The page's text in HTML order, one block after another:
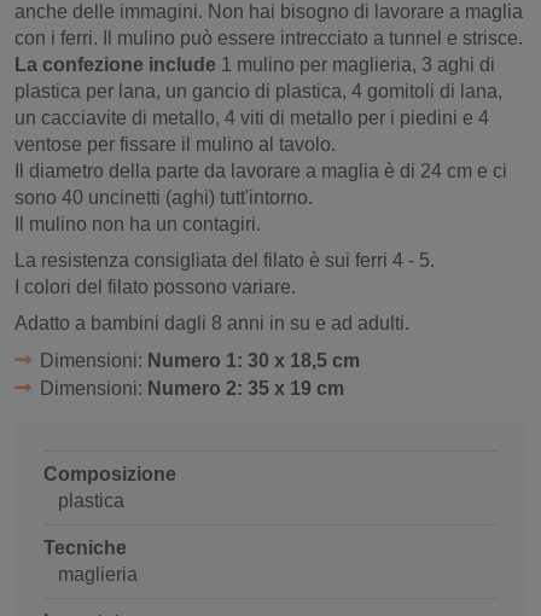
anche delle immagini. Non hai bisogno di lavorare a maglia
con i ferri. Il mulino può essere intrecciato a tunnel e strisce.
La confezione include 1 mulino per maglieria, 3 aghi di
plastica per lana, un gancio di plastica, 4 gomitoli di lana,
un cacciavite di metallo, 4 viti di metallo per i piedini e 4
ventose per fissare il mulino al tavolo.
Il diametro della parte da lavorare a maglia è di 24 cm e ci
sono 40 uncinetti (aghi) tutt'intorno.
Il mulino non ha un contagiri.
La resistenza consigliata del filato è sui ferri 4 - 5.
I colori del filato possono variare.
Adatto a bambini dagli 8 anni in su e ad adulti.
Dimensioni: Numero 1: 30 x 18,5 cm
Dimensioni: Numero 2: 35 x 19 cm
Composizione
plastica
Tecniche
maglieria